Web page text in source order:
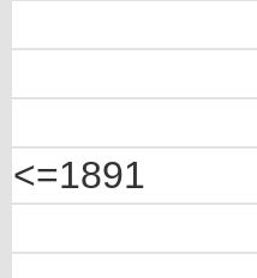
<=1891